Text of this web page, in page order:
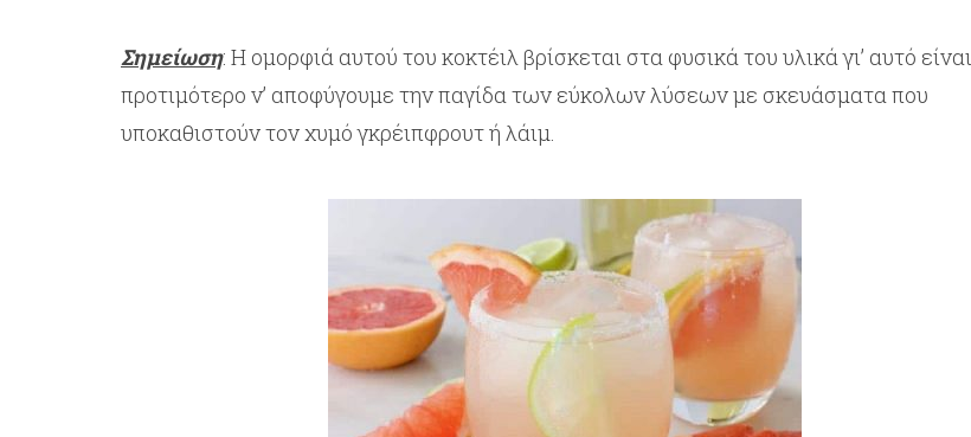
Σημείωση: Η ομορφιά αυτού του κοκτέιλ βρίσκεται στα φυσικά του υλικά γι’ αυτό είναι
προτιμότερο ν’ αποφύγουμε την παγίδα των εύκολων λύσεων με σκευάσματα που
υποκαθιστούν τον χυμό γκρέιπφρουτ ή λάιμ.